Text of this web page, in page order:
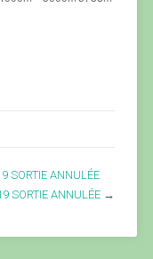
SORTIE ANNULÉE
SORTIE ANNULÉE →